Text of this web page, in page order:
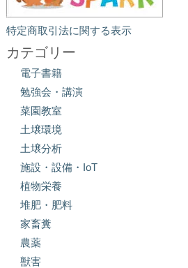
特定商取引法に関する表示
カテゴリー
電子書籍
勉強会・講演
菜園教室
土壌環境
土壌分析
施設・設備・IoT
植物栄養
堆肥・肥料
家畜糞
農薬
獣害